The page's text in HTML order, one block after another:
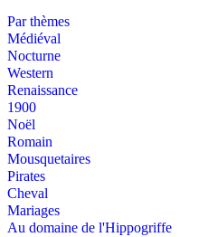
Par thèmes
Médiéval
Nocturne
Western
Renaissance
1900
Noël
Romain
Mousquetaires
Pirates
Cheval
Mariages
Au domaine de l'Hippogriffe